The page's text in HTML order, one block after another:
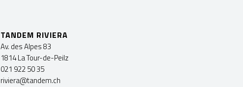
TANDEM RIVIERA
Av. des Alpes 83
1814 La Tour-de-Peilz
021 922 50 35
riviera@tandem.ch